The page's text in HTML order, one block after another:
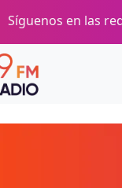
Síguenos en las